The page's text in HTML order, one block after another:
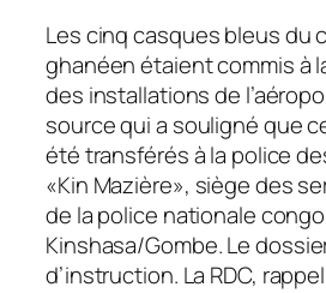
Les cinq casques bleus du
ghanéen étaient commis à
des installations de
source qui a souligné que
été transférés à la police
«Kin Mazière», siège des
de la police nationale
Kinshasa/Gombe. Le
d’instruction. La RDC,